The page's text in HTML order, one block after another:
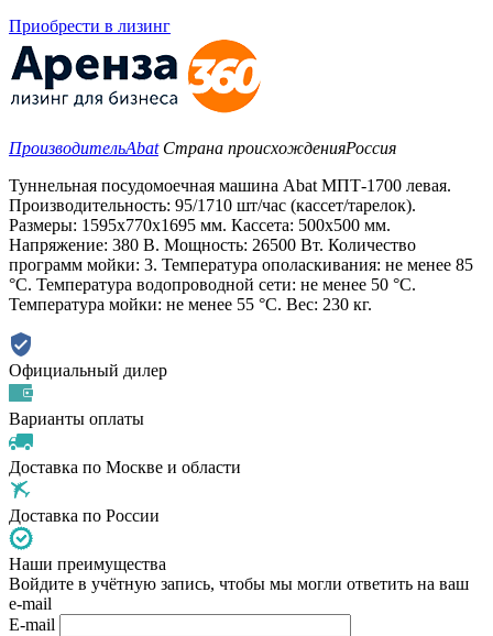
Приобрести в лизинг
ПроизводительAbat Страна происхожденияРоссия
Туннельная посудомоечная машина Abat МПТ-1700 левая.
Производительность: 95/1710 шт/час (кассет/тарелок).
Размеры: 1595x770x1695 мм. Кассета: 500х500 мм.
Напряжение: 380 В. Мощность: 26500 Вт. Количество
программ мойки: 3. Температура ополаскивания: не менее 85
°С. Температура водопроводной сети: не менее 50 °С.
Температура мойки: не менее 55 °С. Вес: 230 кг.
Официальный дилер
Варианты оплаты
Доставка по Москве и области
Доставка по России
Наши преимущества
Войдите в учётную запись, чтобы мы могли ответить на ваш
e-mail
E-mail